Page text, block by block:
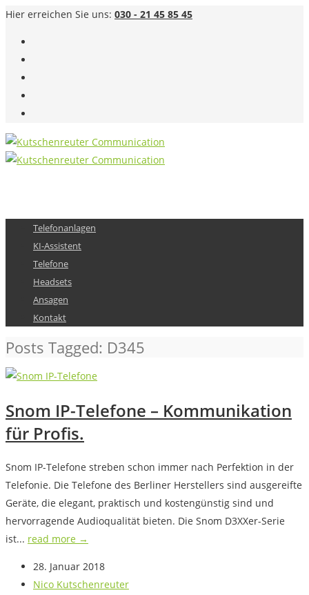
Hier erreichen Sie uns: 030 - 21 45 85 45
Telefonanlagen
KI-Assistent
Telefone
Headsets
Ansagen
Kontakt
Posts Tagged: D345
Snom IP-Telefone – Kommunikation
für Profis.
Snom IP-Telefone streben schon immer nach Perfektion in der
Telefonie. Die Telefone des Berliner Herstellers sind ausgereifte
Geräte, die elegant, praktisch und kostengünstig sind und
hervorragende Audioqualität bieten. Die Snom D3XXer-Serie
ist... read more →
28. Januar 2018
Nico Kutschenreuter